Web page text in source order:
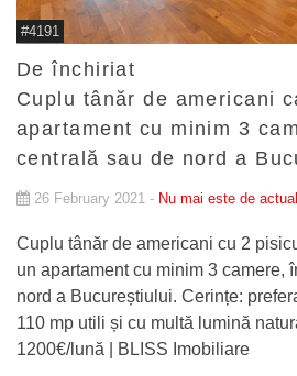
#4191
De închiriat
Cuplu tânăr de americani
apartament cu minim 3
centrală sau de nord a
26 February 2021 - Nu mai este de
Cuplu tânăr de americani cu 2
un apartament cu minim 3 camere,
nord a Bucureștiului. Cerințe:
110 mp utili și cu multă lumină
1200€/lună | BLISS Imobiliare